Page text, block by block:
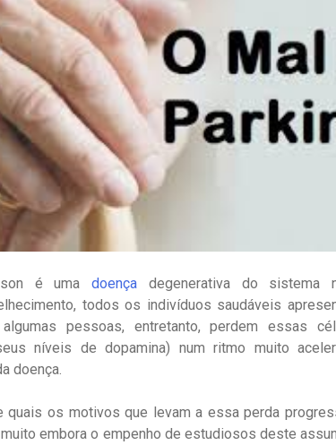
é umadoença degenerativa do sistema
todos os indivíduos saudáveis
pessoas, entretanto, perdem essas
níveis de dopamina) num ritmo muito
doença.
quais os motivos que levam a essa perda
embora o empenho de estudiosos deste